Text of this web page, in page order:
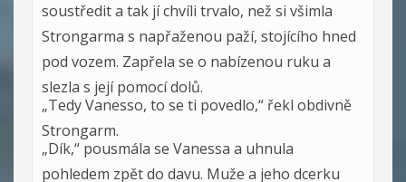
soustředit a tak jí chvíli trvalo, než si všimla
Strongarma s napřaženou paží, stojícího hned
pod vozem. Zapřela se o nabízenou ruku a
slezla s její pomocí dolů.
„Tedy Vanesso, to se ti povedlo,“ řekl obdivně
Strongarm.
„Dík,“ pousmála se Vanessa a uhnula
pohledem zpět do davu. Muže a jeho dcerku